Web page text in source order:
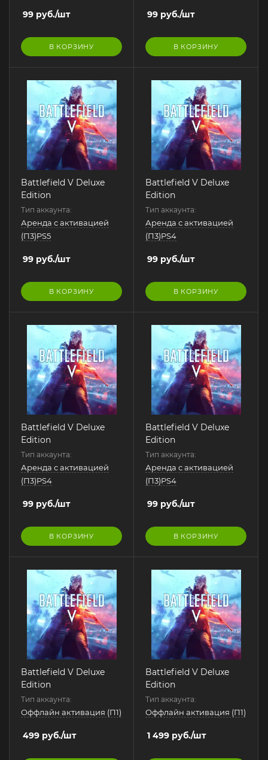
99 руб./шт
В КОРЗИНУ
99 руб./шт
В КОРЗИНУ
Battlefield V Deluxe
Edition
Тип аккаунта:
Аренда с активацией
(П3)PS5
99 руб./шт
В КОРЗИНУ
Battlefield V Deluxe
Edition
Тип аккаунта:
Аренда с активацией
(П3)PS4
99 руб./шт
В КОРЗИНУ
Battlefield V Deluxe
Edition
Тип аккаунта:
Аренда с активацией
(П3)PS4
99 руб./шт
В КОРЗИНУ
Battlefield V Deluxe
Edition
Тип аккаунта:
Аренда с активацией
(П3)PS4
99 руб./шт
В КОРЗИНУ
Battlefield V Deluxe
Edition
Тип аккаунта:
Оффлайн активация (П1)
499 руб./шт
Battlefield V Deluxe
Edition
Тип аккаунта:
Оффлайн активация (П1)
1 499 руб./шт